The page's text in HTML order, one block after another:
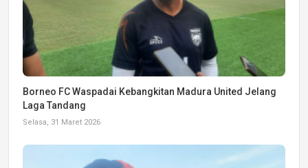
Borneo FC Waspadai Kebangkitan Madura United Jelang
Laga Tandang
Selasa, 31 Maret 2026